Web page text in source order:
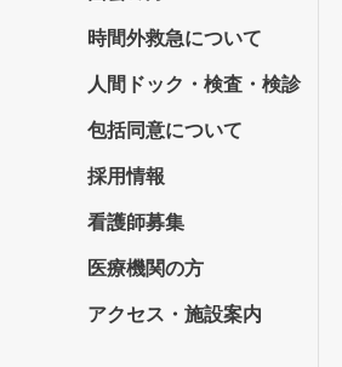
時間外救急について
人間ドック・検査・検診
包括同意について
採用情報
看護師募集
医療機関の方
アクセス・施設案内